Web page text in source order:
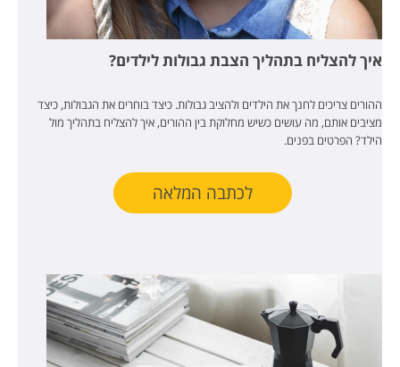
איך להצליח בתהליך הצבת גבולות לילדים?
ההורים צריכים לחנך את הילדים ולהציב גבולות. כיצד בוחרים את הגבולות, כיצד
מציבים אותם, מה עושים כשיש מחלוקת בין ההורים, איך להצליח בתהליך מול
הילד? הפרטים בפנים.
לכתבה המלאה